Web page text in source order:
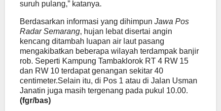
suruh pulang,” katanya.
Berdasarkan informasi yang dihimpun Jawa Pos
Radar Semarang, hujan lebat disertai angin
kencang ditambah luapan air laut pasang
mengakibatkan beberapa wilayah terdampak banjir
rob. Seperti Kampung Tambaklorok RT 4 RW 15
dan RW 10 terdapat genangan sekitar 40
centimeter.Selain itu, di Pos 1 atau di Jalan Usman
Janatin juga masih tergenang pada pukul 10.00.
(fgr/bas)